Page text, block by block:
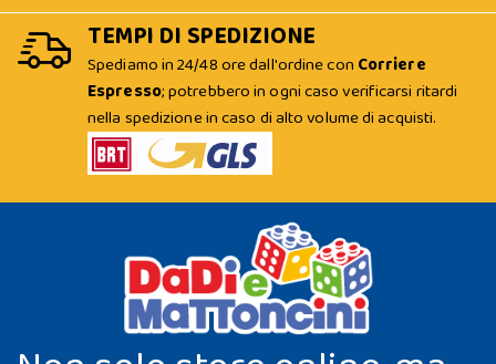
TEMPI DI SPEDIZIONE
Spediamo in 24/48 ore dall'ordine con Corriere
Espresso; potrebbero in ogni caso verificarsi ritardi
nella spedizione in caso di alto volume di acquisti.